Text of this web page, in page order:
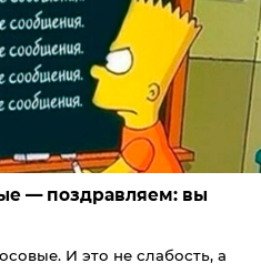
— поздравляем: вы
И это не слабость, а